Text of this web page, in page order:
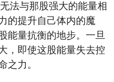
法与那股强大的能量相
的提升自己体内的魔
能量抗衡的地步。一旦
，即使这股能量失去控
之力。